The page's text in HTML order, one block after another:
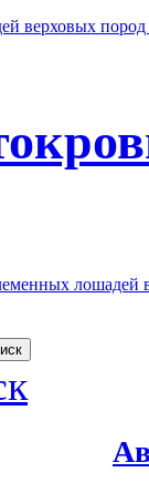
верховых
лошадей